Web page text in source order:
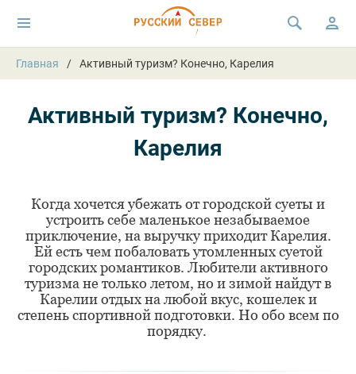
Главная Активный туризм? Конечно, Карелия
Активный туризм? Конечно,
Карелия
Когда хочется убежать от городской суеты и
устроить себе маленькое незабываемое
приключение, на выручку приходит Карелия.
Ей есть чем побаловать утомленных суетой
городских романтиков. Любители активного
туризма не только летом, но и зимой найдут в
Карелии отдых на любой вкус, кошелек и
степень спортивной подготовки. Но обо всем по
порядку.